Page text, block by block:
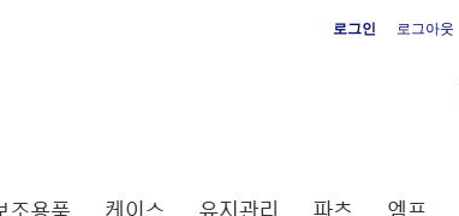
로그인 로그아웃